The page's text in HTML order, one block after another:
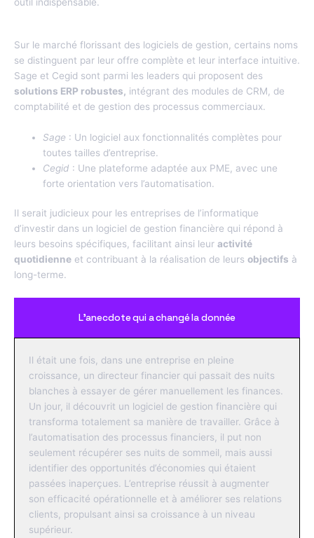
Sur le marché florissant des logiciels de gestion, certains noms
se distinguent par leur offre complète et leur interface intuitive.
Sage et Cegid sont parmi les leaders qui proposent des
solutions ERP robustes, intégrant des modules de CRM, de
comptabilité et de gestion des processus commerciaux.
Sage : Un logiciel aux fonctionnalités complètes pour
toutes tailles d’entreprise.
Cegid : Une plateforme adaptée aux PME, avec une
forte orientation vers l’automatisation.
Il serait judicieux pour les entreprises de l’informatique
d’investir dans un logiciel de gestion financière qui répond à
leurs besoins spécifiques, facilitant ainsi leur activité
quotidienne et contribuant à la réalisation de leurs objectifs à
long-terme.
L’anecdote qui a changé la donnée
Il était une fois, dans une entreprise en pleine
croissance, un directeur financier qui passait des nuits
blanches à essayer de gérer manuellement les finances.
Un jour, il découvrit un logiciel de gestion financière qui
transforma totalement sa manière de travailler. Grâce à
l’automatisation des processus financiers, il put non
seulement récupérer ses nuits de sommeil, mais aussi
identifier des opportunités d’économies qui étaient
passées inaperçues. L’entreprise réussit à augmenter
son efficacité opérationnelle et à améliorer ses relations
clients, propulsant ainsi sa croissance à un niveau
supérieur.